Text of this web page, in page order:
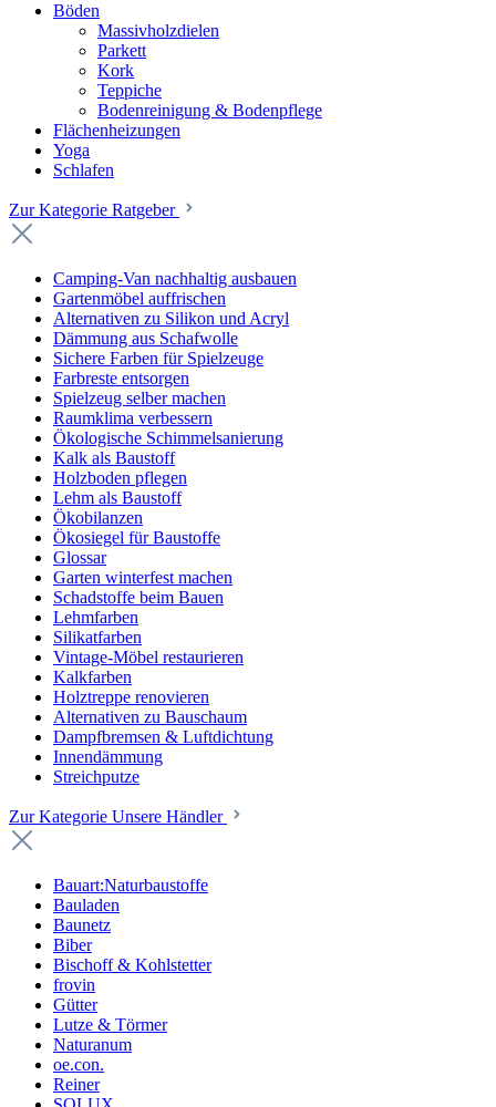
Böden
Massivholzdielen
Parkett
Kork
Teppiche
Bodenreinigung & Bodenpflege
Flächenheizungen
Yoga
Schlafen
Zur Kategorie Ratgeber
Camping-Van nachhaltig ausbauen
Gartenmöbel auffrischen
Alternativen zu Silikon und Acryl
Dämmung aus Schafwolle
Sichere Farben für Spielzeuge
Farbreste entsorgen
Spielzeug selber machen
Raumklima verbessern
Ökologische Schimmelsanierung
Kalk als Baustoff
Holzboden pflegen
Lehm als Baustoff
Ökobilanzen
Ökosiegel für Baustoffe
Glossar
Garten winterfest machen
Schadstoffe beim Bauen
Lehmfarben
Silikatfarben
Vintage-Möbel restaurieren
Kalkfarben
Holztreppe renovieren
Alternativen zu Bauschaum
Dampfbremsen & Luftdichtung
Innendämmung
Streichputze
Zur Kategorie Unsere Händler
Bauart:Naturbaustoffe
Bauladen
Baunetz
Biber
Bischoff & Kohlstetter
frovin
Gütter
Lutze & Törmer
Naturanum
oe.con.
Reiner